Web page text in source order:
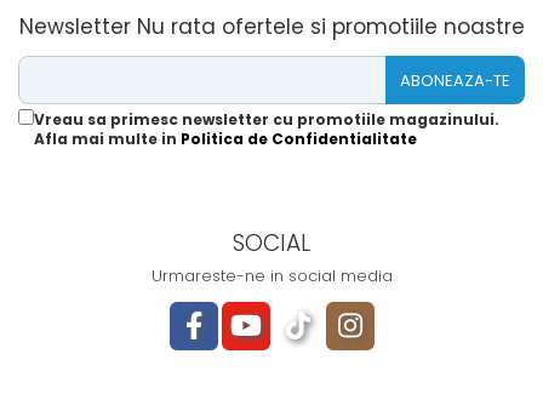
Newsletter Nu rata ofertele si promotiile noastre
Vreau sa primesc newsletter cu promotiile magazinului.
Afla mai multe in Politica de Confidentialitate
SOCIAL
Urmareste-ne in social media